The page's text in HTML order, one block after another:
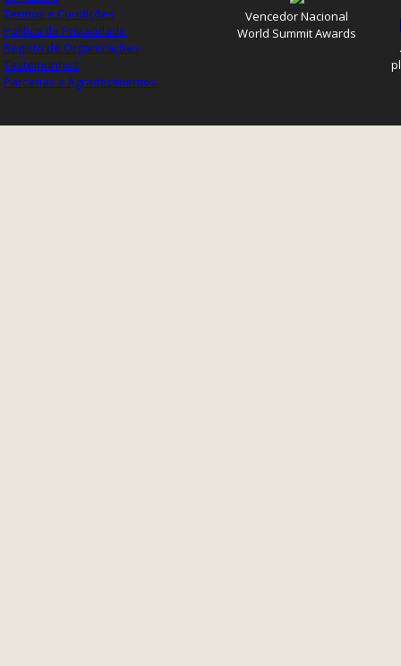
Termos e Condições
Política de Privacidade
Registo de Organizações
Testemunhos
Parcerias e Agradecimentos
Vencedor Nacional
World Summit Awards